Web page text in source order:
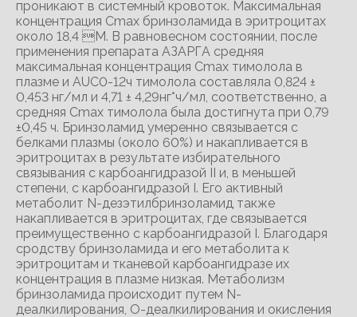
проникают в системный кровоток. Максимальная
концентрация Сmах бринзоламида в эритроцитах
около 18,4 М. В равновесном состоянии, после
применения препарата АЗАРГА средняя
максимальная концентрация Сmах тимолола в
плазме и AUC0-12ч тимолола составляла 0,824 ±
0,453 нг/мл и 4,71 ± 4,29нг*ч/мл, соответственно, а
средняя Cmах тимолола была достигнута при 0,79
±0,45 ч. Бринзоламид умеренно связывается с
белками плазмы (около 60%) и накапливается в
эритроцитах в результате избирательного
связывания с карбоангидразой II и, в меньшей
степени, с карбоангидразой I. Его активный
метаболит N-дезэтилбринзоламид также
накапливается в эритроцитах, где связывается
преимущественно с карбоангидразой I. Благодаря
сродству бринзоламида и его метаболита к
эритроцитам и тканевой карбоангидразе их
концентрация в плазме низкая. Метаболизм
бринзоламида происходит путем N-
деалкилирования, О-деалкилирования и окисления